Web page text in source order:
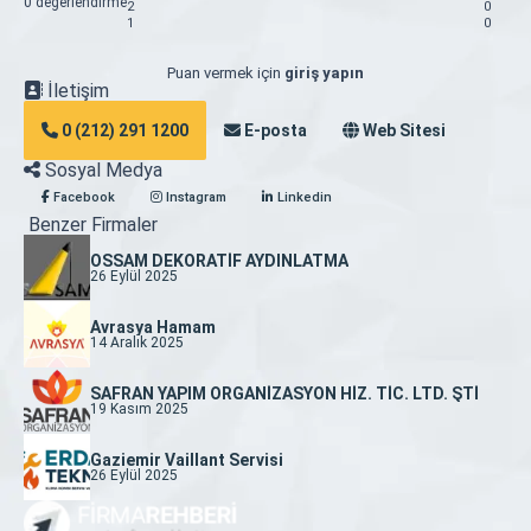
2
0
1
0
Puan vermek için giriş yapın
İletişim
0 (212) 291 1200 E-posta Web Sitesi
Sosyal Medya
Facebook Instagram Linkedin
Benzer Firmaler
OSSAM DEKORATİF AYDINLATMA
26 Eylül 2025
Avrasya Hamam
14 Aralık 2025
SAFRAN YAPIM ORGANİZASYON HİZ. TİC. LTD. ŞTİ
19 Kasım 2025
Gaziemir Vaillant Servisi
26 Eylül 2025